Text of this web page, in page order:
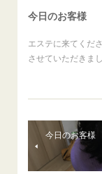
今日のお客様
エステに来てくだ
させていただきま
今日のお客様